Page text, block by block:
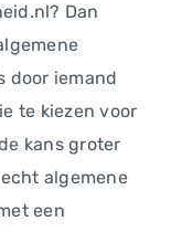
Dan
door iemand
te kiezen voor
kans groter
algemene
een